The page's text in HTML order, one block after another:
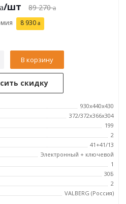
/шт 89 270
8 930
В корзину
скидку
930x440x430
372/372x366x304
199
2
41+41/13
Электронный + ключевой
1
30Б
2
VALBERG (Россия)